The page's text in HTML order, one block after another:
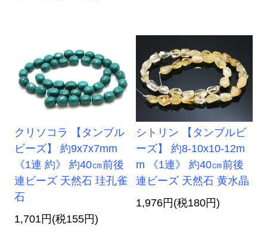
クリソコラ 【タンブル
ビーズ】 約9x7x7mm
《1連 約》 約40㎝前後
連ビーズ 天然石 珪孔雀
石
1,701円(税155円)
シトリン 【タンブルビ
ーズ】 約8-10x10-12m
m 《1連》 約40㎝前後
連ビーズ 天然石 黄水晶
1,976円(税180円)